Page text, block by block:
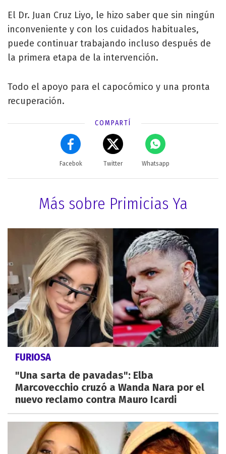
El Dr. Juan Cruz Liyo, le hizo saber que sin ningún
inconveniente y con los cuidados habituales,
puede continuar trabajando incluso después de
la primera etapa de la intervención.
Todo el apoyo para el capocómico y una pronta
recuperación.
COMPARTÍ
Facebok Twitter Whatsapp
Más sobre Primicias Ya
FURIOSA
"Una sarta de pavadas": Elba
Marcovecchio cruzó a Wanda Nara por el
nuevo reclamo contra Mauro Icardi